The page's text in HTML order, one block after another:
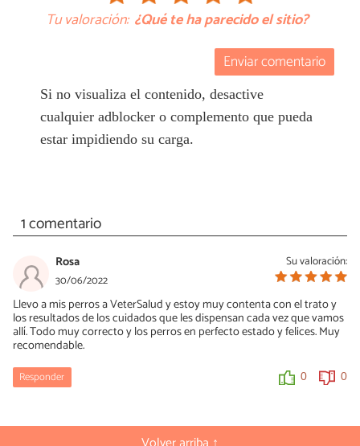
Tu valoración: ¿Qué te ha parecido el sitio?
Enviar comentario
Si no visualiza el contenido, desactive
cualquier adblocker o complemento que pueda
estar impidiendo su carga.
1 comentario
Su valoración:
Rosa
30/06/2022
Llevo a mis perros a VeterSalud y estoy muy contenta con el trato y
los resultados de los cuidados que les dispensan cada vez que vamos
allí. Todo muy correcto y los perros en perfecto estado y felices. Muy
recomendable.
Responder 0 0